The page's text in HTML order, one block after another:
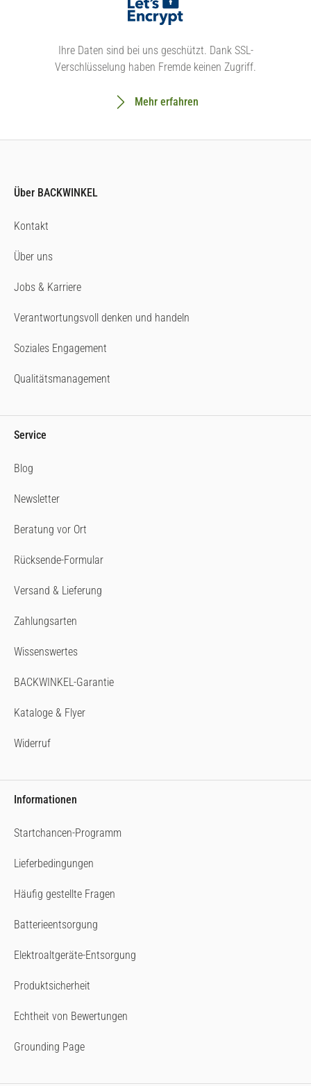
Ihre Daten sind bei uns geschützt. Dank SSL-
Verschlüsselung haben Fremde keinen Zugriff.
Mehr erfahren
Über BACKWINKEL
Kontakt
Über uns
Jobs & Karriere
Verantwortungsvoll denken und handeln
Soziales Engagement
Qualitätsmanagement
Service
Blog
Newsletter
Beratung vor Ort
Rücksende-Formular
Versand & Lieferung
Zahlungsarten
Wissenswertes
BACKWINKEL-Garantie
Kataloge & Flyer
Widerruf
Informationen
Startchancen-Programm
Lieferbedingungen
Häufig gestellte Fragen
Batterieentsorgung
Elektroaltgeräte-Entsorgung
Produktsicherheit
Echtheit von Bewertungen
Grounding Page